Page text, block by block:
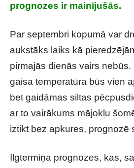
prognozes ir mainījušās.
Par septembri kopumā var
aukstāks laiks kā
pirmajās dienās vairs nebūs.
gaisa temperatūra būs vien
bet gaidāmas siltas
ar to vairākums mājokļu
iztikt bez apkures, prognozē
Ilgtermiņa prognozes, kas,